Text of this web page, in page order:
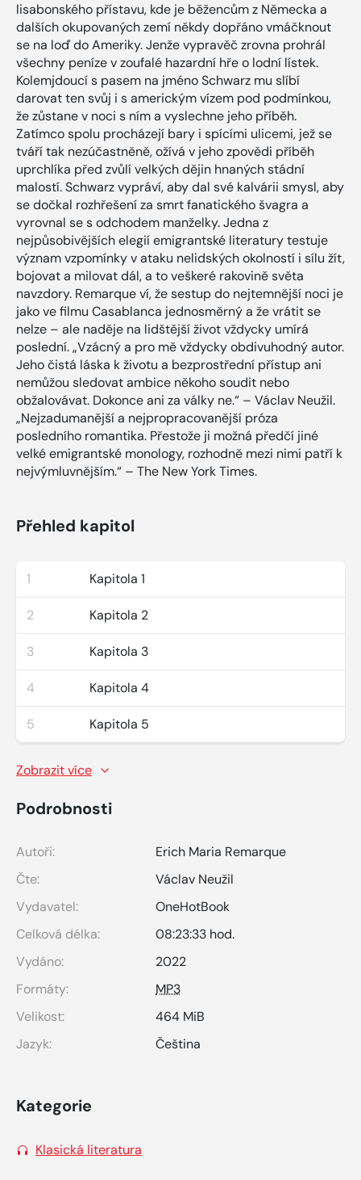
lisabonského přístavu, kde je běžencům z Německa a
dalších okupovaných zemí někdy dopřáno vmáčknout
se na loď do Ameriky. Jenže vypravěč zrovna prohrál
všechny peníze v zoufalé hazardní hře o lodní lístek.
Kolemjdoucí s pasem na jméno Schwarz mu slíbí
darovat ten svůj i s americkým vízem pod podmínkou,
že zůstane v noci s ním a vyslechne jeho příběh.
Zatímco spolu procházejí bary i spícími ulicemi, jež se
tváří tak nezúčastněně, ožívá v jeho zpovědi příběh
uprchlíka před zvůlí velkých dějin hnaných stádní
malostí. Schwarz vypráví, aby dal své kalvárii smysl, aby
se dočkal rozhřešení za smrt fanatického švagra a
vyrovnal se s odchodem manželky. Jedna z
nejpůsobivějších elegií emigrantské literatury testuje
význam vzpomínky v ataku nelidských okolností i sílu žít,
bojovat a milovat dál, a to veškeré rakovině světa
navzdory. Remarque ví, že sestup do nejtemnější noci je
jako ve filmu Casablanca jednosměrný a že vrátit se
nelze – ale naděje na lidštější život vždycky umírá
poslední. „Vzácný a pro mě vždycky obdivuhodný autor.
Jeho čistá láska k životu a bezprostřední přístup ani
nemůžou sledovat ambice někoho soudit nebo
obžalovávat. Dokonce ani za války ne.“ – Václav Neužil.
„Nejzadumanější a nejpropracovanější próza
posledního romantika. Přestože ji možná předčí jiné
velké emigrantské monology, rozhodně mezi nimi patří k
nejvýmluvnějším.“ – The New York Times.
Přehled kapitol
1 Kapitola 1
2 Kapitola 2
3 Kapitola 3
4 Kapitola 4
5 Kapitola 5
Zobrazit více
Podrobnosti
Autoři:
Erich Maria Remarque
Čte:
Václav Neužil
Vydavatel:
OneHotBook
Celková délka:
08:23:33 hod.
Vydáno:
2022
Formáty:
MP3
Velikost:
464 MiB
Jazyk:
Čeština
Kategorie
Klasická literatura